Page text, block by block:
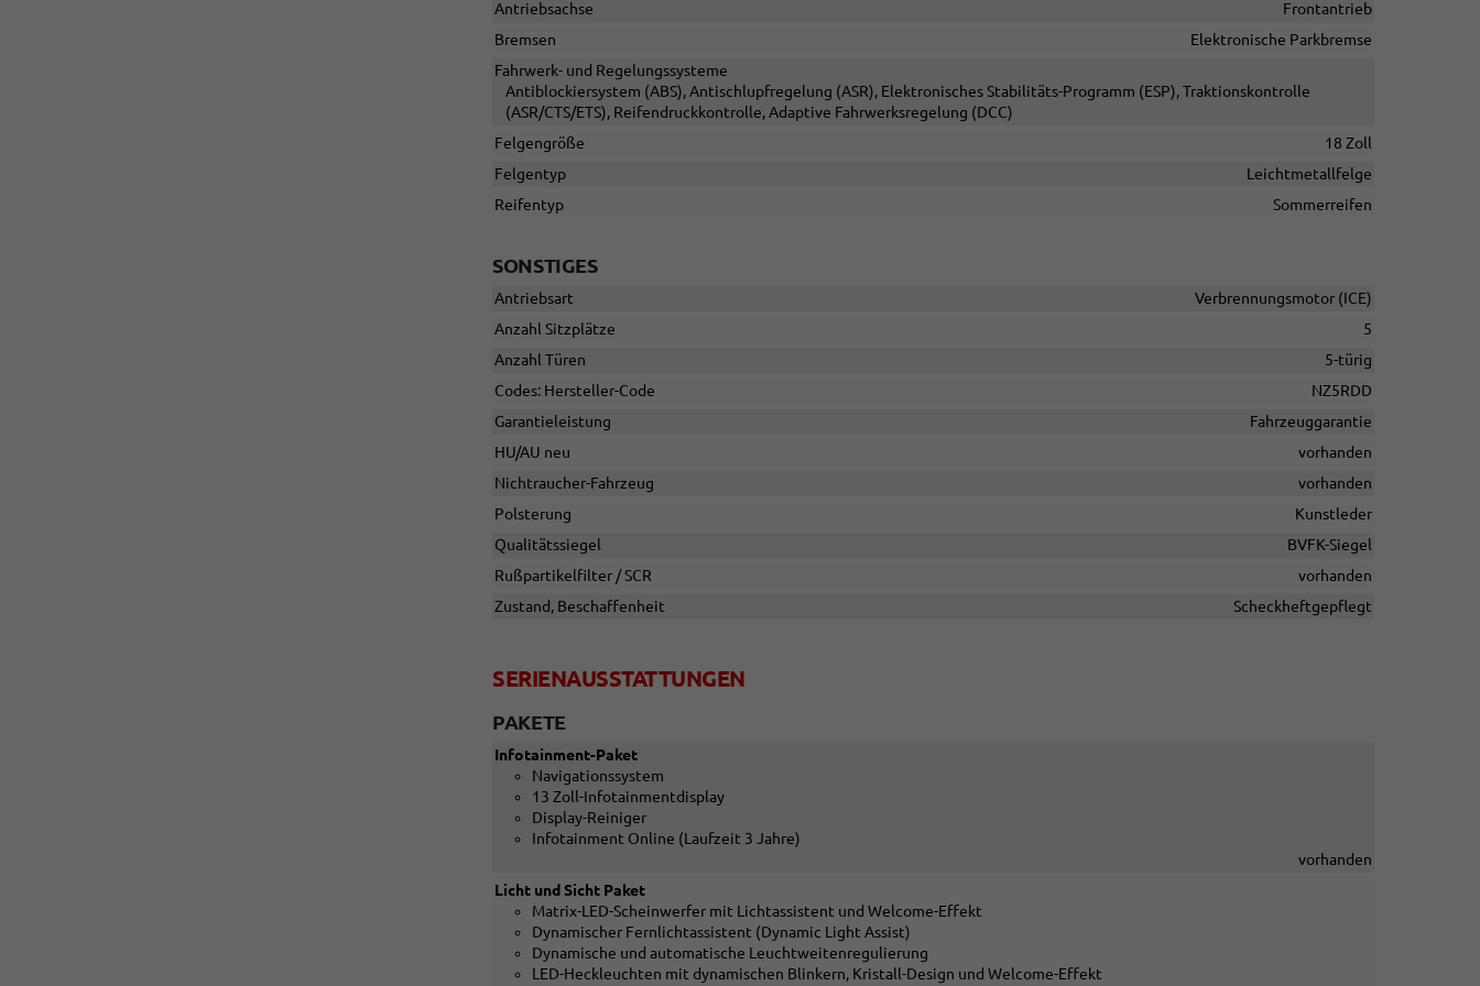
Antriebsachse
Frontantrieb
Bremsen
Elektronische Parkbremse
Fahrwerk- und Regelungssysteme
Antiblockiersystem (ABS), Antischlupfregelung (ASR), Elektronisches Stabilitäts-Programm (ESP), Traktionskontrolle
(ASR/CTS/ETS), Reifendruckkontrolle, Adaptive Fahrwerksregelung (DCC)
Felgengröße
18 Zoll
Felgentyp
Leichtmetallfelge
Reifentyp
Sommerreifen
SONSTIGES
Antriebsart
Verbrennungsmotor (ICE)
Anzahl Sitzplätze
5
Anzahl Türen
5-türig
Codes: Hersteller-Code
NZ5RDD
Garantieleistung
Fahrzeuggarantie
HU/AU neu
vorhanden
Nichtraucher-Fahrzeug
vorhanden
Polsterung
Kunstleder
Qualitätssiegel
BVFK-Siegel
Rußpartikelfilter / SCR
vorhanden
Zustand, Beschaffenheit
Scheckheftgepflegt
SERIENAUSSTATTUNGEN
PAKETE
Infotainment-Paket
Navigationssystem
13 Zoll-Infotainmentdisplay
Display-Reiniger
Infotainment Online (Laufzeit 3 Jahre)
vorhanden
Licht und Sicht Paket
Matrix-LED-Scheinwerfer mit Lichtassistent und Welcome-Effekt
Dynamischer Fernlichtassistent (Dynamic Light Assist)
Dynamische und automatische Leuchtweitenregulierung
LED-Heckleuchten mit dynamischen Blinkern, Kristall-Design und Welcome-Effekt